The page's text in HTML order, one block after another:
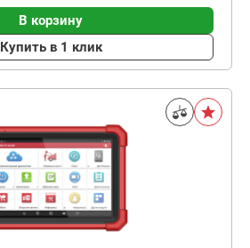
В корзину
Купить в 1 клик